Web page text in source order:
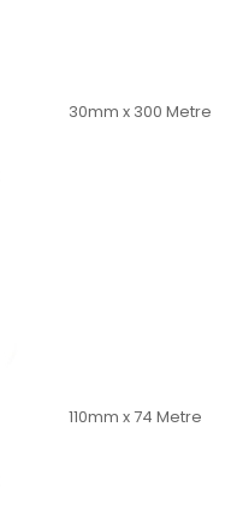
30mm x 300 Metre
110mm x 74 Metre